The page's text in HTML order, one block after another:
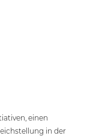
einen
in der